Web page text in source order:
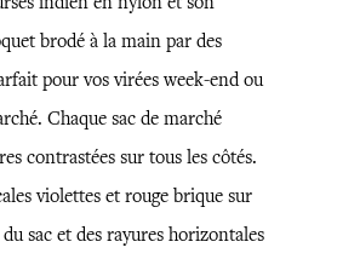
brodé à la main par des
pour vos virées week-end ou
Chaque sac de marché
contrastées sur tous les côtés.
violettes et rouge brique sur
sac et des rayures horizontales